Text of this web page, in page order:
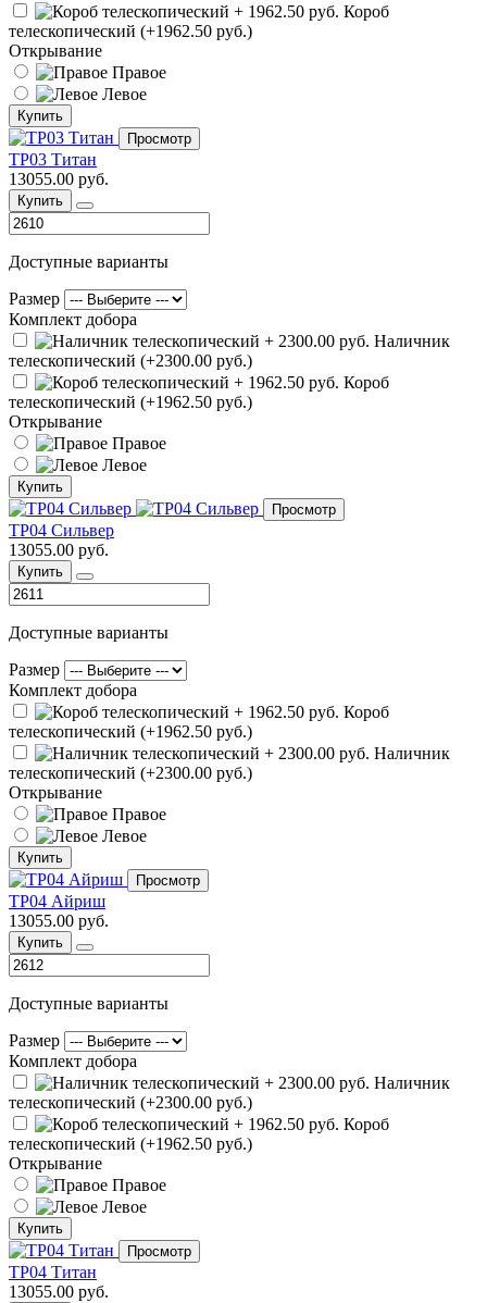
Короб
телескопический (+1962.50 руб.)
Открывание
Правое
Левое
Купить
Просмотр
ТР03 Титан
13055.00 руб.
Купить
Доступные варианты
Размер
Комплект добора
Наличник
телескопический (+2300.00 руб.)
Короб
телескопический (+1962.50 руб.)
Открывание
Правое
Левое
Купить
Просмотр
ТР04 Сильвер
13055.00 руб.
Купить
Доступные варианты
Размер
Комплект добора
Короб
телескопический (+1962.50 руб.)
Наличник
телескопический (+2300.00 руб.)
Открывание
Правое
Левое
Купить
Просмотр
ТР04 Айриш
13055.00 руб.
Купить
Доступные варианты
Размер
Комплект добора
Наличник
телескопический (+2300.00 руб.)
Короб
телескопический (+1962.50 руб.)
Открывание
Правое
Левое
Купить
Просмотр
ТР04 Титан
13055.00 руб.